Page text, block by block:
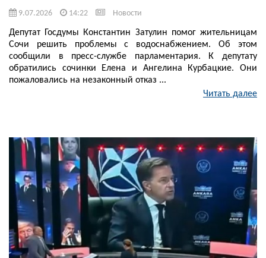
9.07.2026 14:22 Новости
Депутат Госдумы Константин Затулин помог жительницам
Сочи решить проблемы с водоснабжением. Об этом
сообщили в пресс-службе парламентария. К депутату
обратились сочинки Елена и Ангелина Курбацкие. Они
пожаловались на незаконный отказ ...
Читать далее